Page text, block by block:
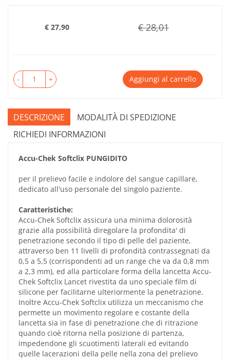
€ 27,90 € 28,01
- + Aggiungi al carrello
DESCRIZIONE
MODALITÀ DI SPEDIZIONE
RICHIEDI INFORMAZIONI
Accu-Chek Softclix PUNGIDITO
per il prelievo facile e indolore del sangue capillare,
dedicato all'uso personale del singolo paziente.
Caratteristiche:
Accu-Chek Softclix assicura una minima dolorosità
grazie alla possibilità diregolare la profondita' di
penetrazione secondo il tipo di pelle del paziente,
attraverso ben 11 livelli di profondità contrassegnati da
0,5 a 5,5 (corrispondenti ad un range che va da 0,8 mm
a 2,3 mm), ed alla particolare forma della lancetta Accu-
Chek Softclix Lancet rivestita da uno speciale film di
silicone per facilitarne ulteriormente la penetrazione.
Inoltre Accu-Chek Softclix utilizza un meccanismo che
permette un movimento regolare e costante della
lancetta sia in fase di penetrazione che di ritrazione
quando cioè ritorna nella posizione di partenza,
impedendone gli scuotimenti laterali ed evitando
quelle lacerazioni della pelle nella zona del prelievo